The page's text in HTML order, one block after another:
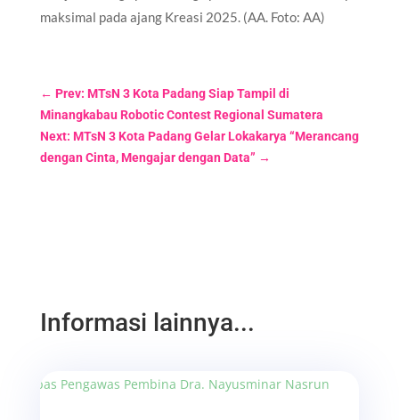
maksimal pada ajang Kreasi 2025. (AA. Foto: AA)
← Prev: MTsN 3 Kota Padang Siap Tampil di
Minangkabau Robotic Contest Regional Sumatera
Next: MTsN 3 Kota Padang Gelar Lokakarya “Merancang
dengan Cinta, Mengajar dengan Data” →
Informasi lainnya...